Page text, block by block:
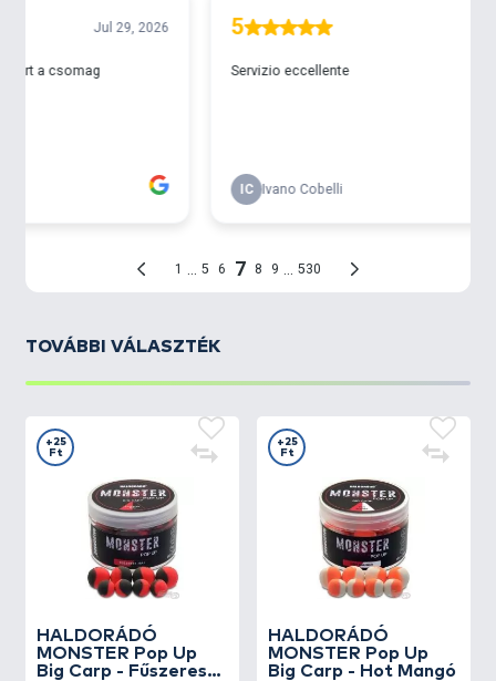
TOVÁBBI VÁLASZTÉK
HALDORÁDÓ
MONSTER Pop Up
Big Carp - Fűszeres
+25
Ft
HALDORÁDÓ
MONSTER Pop Up
Big Carp - Hot Mangó
+25
Ft